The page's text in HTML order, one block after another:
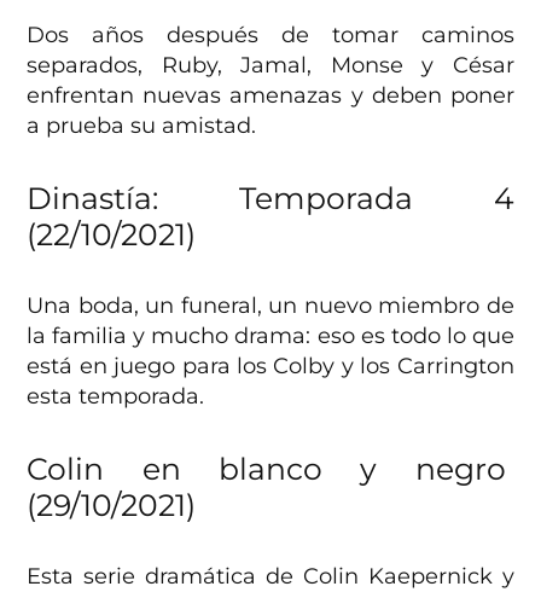
Dos años después de tomar caminos
separados, Ruby, Jamal, Monse y César
enfrentan nuevas amenazas y deben poner
a prueba su amistad.
Dinastía: Temporada 4
(22/10/2021)
Una boda, un funeral, un nuevo miembro de
la familia y mucho drama: eso es todo lo que
está en juego para los Colby y los Carrington
esta temporada.
Colin en blanco y negro
(29/10/2021)
Esta serie dramática de Colin Kaepernick y